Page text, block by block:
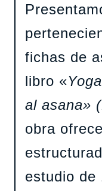
fichas de
libro «
al asana»
obra
estudio de